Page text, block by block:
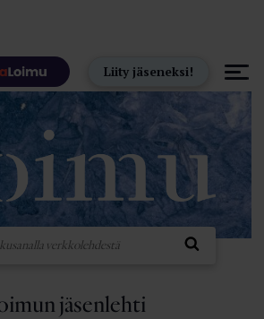
Liity jäseneksi!
jäsenlehti